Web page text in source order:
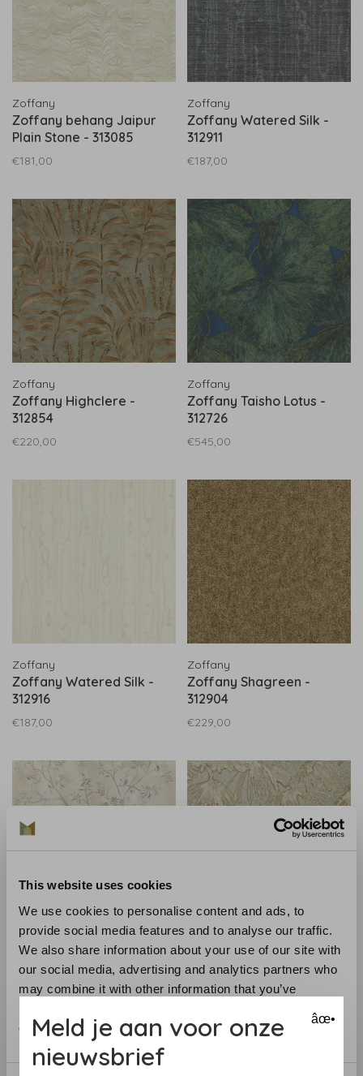
This website uses cookies
We use cookies to personalise content and ads, to
provide social media features and to analyse our traffic.
We also share information about your use of our site with
our social media, advertising and analytics partners who
may combine it with other information that you’ve
of their services.
Zoffany
Zoffany behang Jaipur
Plain Stone - 313085
€181,00
Zoffany
Zoffany Watered Silk -
312911
€187,00
Zoffany
Zoffany Highclere -
312854
€220,00
Zoffany
Zoffany Taisho Lotus -
312726
€545,00
Zoffany
Zoffany Watered Silk -
312916
€187,00
Zoffany
Zoffany Shagreen -
312904
€229,00
Zoffany
Zoffany Rotherby -
Zoffany
Zoffany Iliad - 312634
€220,00
âœ•
Meld je aan voor onze
nieuwsbrief